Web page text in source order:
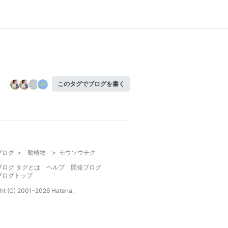
このタグでブログを書く
ログ > 動植物 > モウソウチク
ログ タグとは
ヘルプ
開発ブログ
ログトップ
(C) 2001-2026 Hatena.